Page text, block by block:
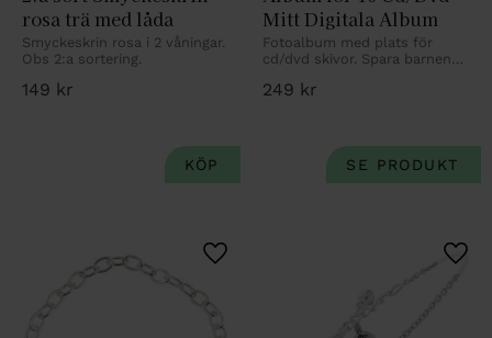
rosa trä med låda
Smyckeskrin rosa i 2 våningar.
Obs 2:a sortering.
149 kr
Mitt Digitala Album
Fotoalbum med plats för
cd/dvd skivor. Spara barnens
kostnadsfri personlig gravyr.
249 kr
Lägg till i favoriter